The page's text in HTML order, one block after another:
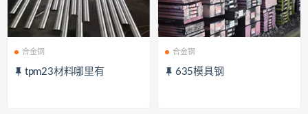
合金钢
tpm23材料哪里有
合金钢
635模具钢